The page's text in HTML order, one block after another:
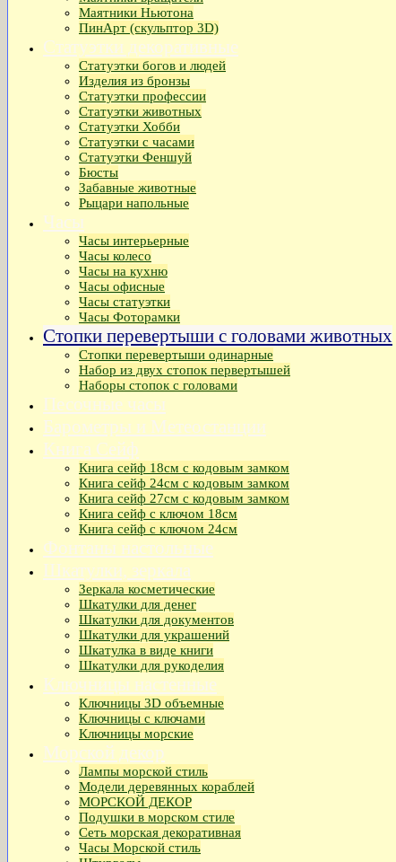
Маятники Ньютона
ПинАрт (скульптор 3D)
Статуэтки декоративные
Статуэтки богов и людей
Изделия из бронзы
Статуэтки профессии
Статуэтки животных
Статуэтки Хобби
Статуэтки с часами
Статуэтки Феншуй
Бюсты
Забавные животные
Рыцари напольные
Часы
Часы интерьерные
Часы колесо
Часы на кухню
Часы офисные
Часы статуэтки
Часы Фоторамки
Стопки перевертыши с головами животных
Стопки перевертыши одинарные
Набор из двух стопок первертышей
Наборы стопок с головами
Песочные часы
Барометры и Метеостанции
Книга Сейф
Книга сейф 18см с кодовым замком
Книга сeйф 24см с кодовым замком
Книга сейф 27см с кодовым замком
Книга сейф с ключом 18см
Книга сейф с ключом 24см
Фонтаны настольные
Шкатулки, зеркала
Зеркала косметические
Шкатулки для денег
Шкатулки для документов
Шкатулки для украшений
Шкатулка в виде книги
Шкатулки для рукоделия
Ключницы настенные
Ключницы 3D объемные
Ключницы с ключами
Ключницы морские
Морской декор
Лампы морской стиль
Модели деревянных кораблей
МОРСКОЙ ДЕКОР
Подушки в морском стиле
Сеть морская декоративная
Часы Морской стиль